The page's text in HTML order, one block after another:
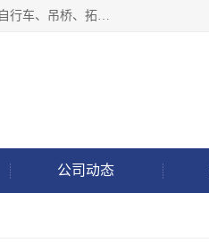
新乡市鑫豫游乐设备有限公司成立于2018年，注册地位于河南省。经营范围包括游乐设备、滑索、滑道、空中自行车、吊桥、拓展器材、攀岩器材、趣桥、悬崖秋千、网红桥、儿童乐园设备、水上乐园设备、丛林穿越设备、音乐呐喊设备、轨道滑车、栈道、玻璃滑道、观景平台、景观包装的设计、制造、销售、安装、维修，景区策划服务。
公司动态